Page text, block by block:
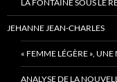
LA FONTAINE SOUS LE
JEHANNE JEAN-CHARLES
« FEMME LÉGÈRE »,
ANALYSE DE LA